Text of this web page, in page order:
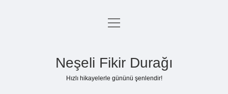
Anasayfa
menüyü
Neşeli Fikir Durağı
Hızlı hikayelerle gününü şenlendir!